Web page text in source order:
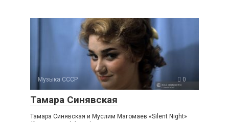
Музыка СССР 0
Тамара Синявская
Тамара Синявская и Муслим Магомаев «Silent Night»